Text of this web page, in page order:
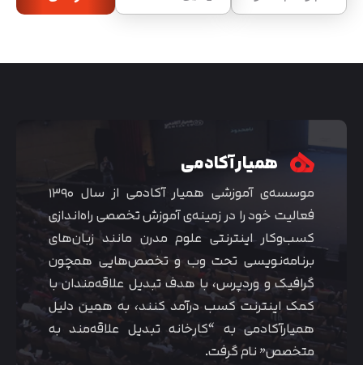
همیار آکادمی
موسسه‌ی آموزشی همیار آکادمی از سال ۱۳۹۰
فعالیت خود را در زمینه‌ی آموزش تخصصی راه‌اندازی
کسب‌و‌کار اینترنتی علوم مدرن مانند زبان‌های
برنامه‌نویسی تحت وب و تخصص‌هایی همچون
گرافیک و وردپرس، با هدف تبدیل علاقه‌مندان با
کمک اینترنت کسب درآمد کنند، به همین دلیل
همیارآکادمی به “کارخانه تبدیل علاقه‌مند به
متخصص” نام گرفت.